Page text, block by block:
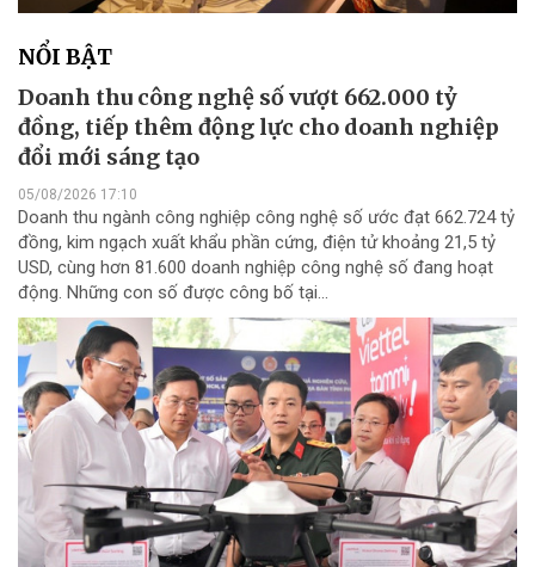
NỔI BẬT
Doanh thu công nghệ số vượt 662.000 tỷ
đồng, tiếp thêm động lực cho doanh nghiệp
đổi mới sáng tạo
05/08/2026 17:10
Doanh thu ngành công nghiệp công nghệ số ước đạt 662.724 tỷ
đồng, kim ngạch xuất khẩu phần cứng, điện tử khoảng 21,5 tỷ
USD, cùng hơn 81.600 doanh nghiệp công nghệ số đang hoạt
động. Những con số được công bố tại...